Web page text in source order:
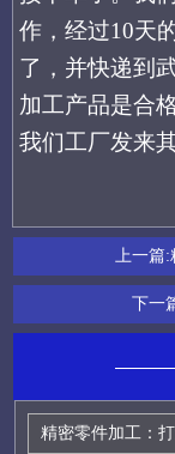
作，经过10天
了， 并快递到
加工产品是合
我们工厂发来
上一篇:
下一
精密零件加工：